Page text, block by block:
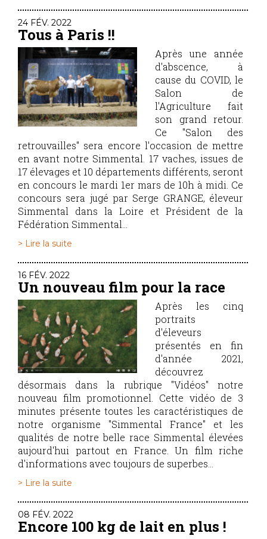
24 FÉV. 2022
Tous à Paris !!
Après une année
d'abscence, à
cause du COVID, le
Salon de
l'Agriculture fait
son grand retour.
Ce "Salon des
retrouvailles" sera encore l'occasion de mettre
en avant notre Simmental. 17 vaches, issues de
17 élevages et 10 départements différents, seront
en concours le mardi 1er mars de 10h à midi. Ce
concours sera jugé par Serge GRANGE, éleveur
Simmental dans la Loire et Président de la
Fédération Simmental...
> Lire la suite
16 FÉV. 2022
Un nouveau film pour la race
Après les cinq
portraits
d'éleveurs
présentés en fin
d'année 2021,
découvrez
désormais dans la rubrique "Vidéos" notre
nouveau film promotionnel. Cette vidéo de 3
minutes présente toutes les caractéristiques de
notre organisme "Simmental France" et les
qualités de notre belle race Simmental élevées
aujourd'hui partout en France. Un film riche
d'informations avec toujours de superbes...
> Lire la suite
08 FÉV. 2022
Encore 100 kg de lait en plus !